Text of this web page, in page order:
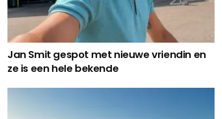
Jan Smit gespot met nieuwe vriendin en
ze is een hele bekende